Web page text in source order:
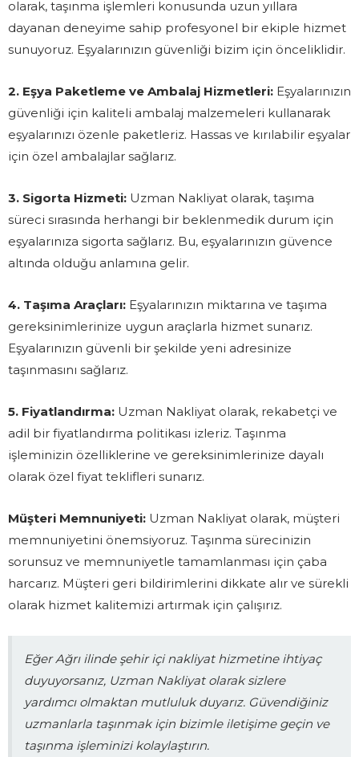
olarak, taşınma işlemleri konusunda uzun yıllara
dayanan deneyime sahip profesyonel bir ekiple hizmet
sunuyoruz. Eşyalarınızın güvenliği bizim için önceliklidir.
2. Eşya Paketleme ve Ambalaj Hizmetleri: Eşyalarınızın
güvenliği için kaliteli ambalaj malzemeleri kullanarak
eşyalarınızı özenle paketleriz. Hassas ve kırılabilir eşyalar
için özel ambalajlar sağlarız.
3. Sigorta Hizmeti: Uzman Nakliyat olarak, taşıma
süreci sırasında herhangi bir beklenmedik durum için
eşyalarınıza sigorta sağlarız. Bu, eşyalarınızın güvence
altında olduğu anlamına gelir.
4. Taşıma Araçları: Eşyalarınızın miktarına ve taşıma
gereksinimlerinize uygun araçlarla hizmet sunarız.
Eşyalarınızın güvenli bir şekilde yeni adresinize
taşınmasını sağlarız.
5. Fiyatlandırma: Uzman Nakliyat olarak, rekabetçi ve
adil bir fiyatlandırma politikası izleriz. Taşınma
işleminizin özelliklerine ve gereksinimlerinize dayalı
olarak özel fiyat teklifleri sunarız.
Müşteri Memnuniyeti: Uzman Nakliyat olarak, müşteri
memnuniyetini önemsiyoruz. Taşınma sürecinizin
sorunsuz ve memnuniyetle tamamlanması için çaba
harcarız. Müşteri geri bildirimlerini dikkate alır ve sürekli
olarak hizmet kalitemizi artırmak için çalışırız.
Eğer Ağrı ilinde şehir içi nakliyat hizmetine ihtiyaç
duyuyorsanız, Uzman Nakliyat olarak sizlere
yardımcı olmaktan mutluluk duyarız. Güvendiğiniz
uzmanlarla taşınmak için bizimle iletişime geçin ve
taşınma işleminizi kolaylaştırın.